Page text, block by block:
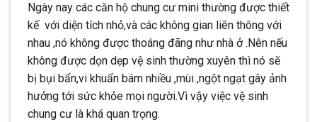
Ngày nay các căn hộ chung cư mini thường được thiết
kế với diện tích nhỏ,và các không gian liên thông với
nhau ,nó không được thoáng đãng như nhà ở .Nên nếu
không được dọn dẹp vệ sinh thường xuyên thì nó sẽ
bị bụi bẩn,vi khuẩn bám nhiều ,mùi ,ngột ngạt gây ảnh
hưởng tới sức khỏe mọi người.Vì vậy việc vệ sinh
chung cư là khá quan trọng.